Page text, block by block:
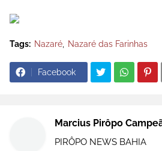
Tags: Nazaré Nazaré das Farinhas
Facebook
Marcius Pirôpo
PIRÔPO NEWS BAHIA